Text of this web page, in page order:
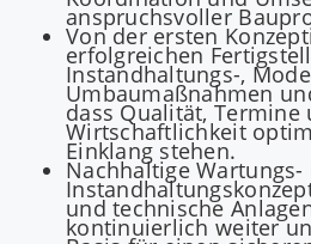
anspruchsvoller
Von der ersten
erfolgreichen
Instandhaltungs-,
Umbaumaßnahmen
dass Qualität, Termine
Wirtschaftlichkeit
Einklang stehen.
Nachhaltige Wartungs-
und technische
kontinuierlich weiter